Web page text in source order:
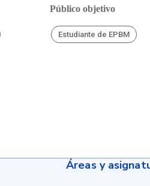
Público objetivo
Estudiante de EPBM
Áreas y